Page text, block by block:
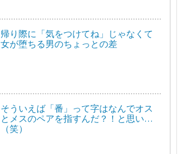
帰り際に「気をつけてね」じゃなくて
女が堕ちる男のちょっとの差
そういえば「番」って字はなんでオス
とメスのペアを指すんだ？！と思い…
（笑）